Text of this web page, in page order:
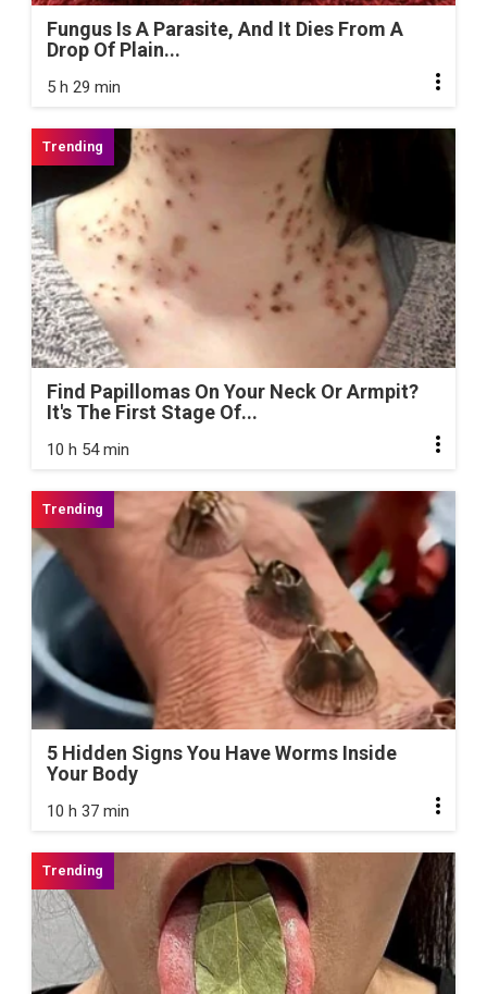
Fungus Is A Parasite, And It Dies From A
Drop Of Plain...
5 h 29 min
Find Papillomas On Your Neck Or Armpit?
It's The First Stage Of...
10 h 54 min
5 Hidden Signs You Have Worms Inside
Your Body
10 h 37 min